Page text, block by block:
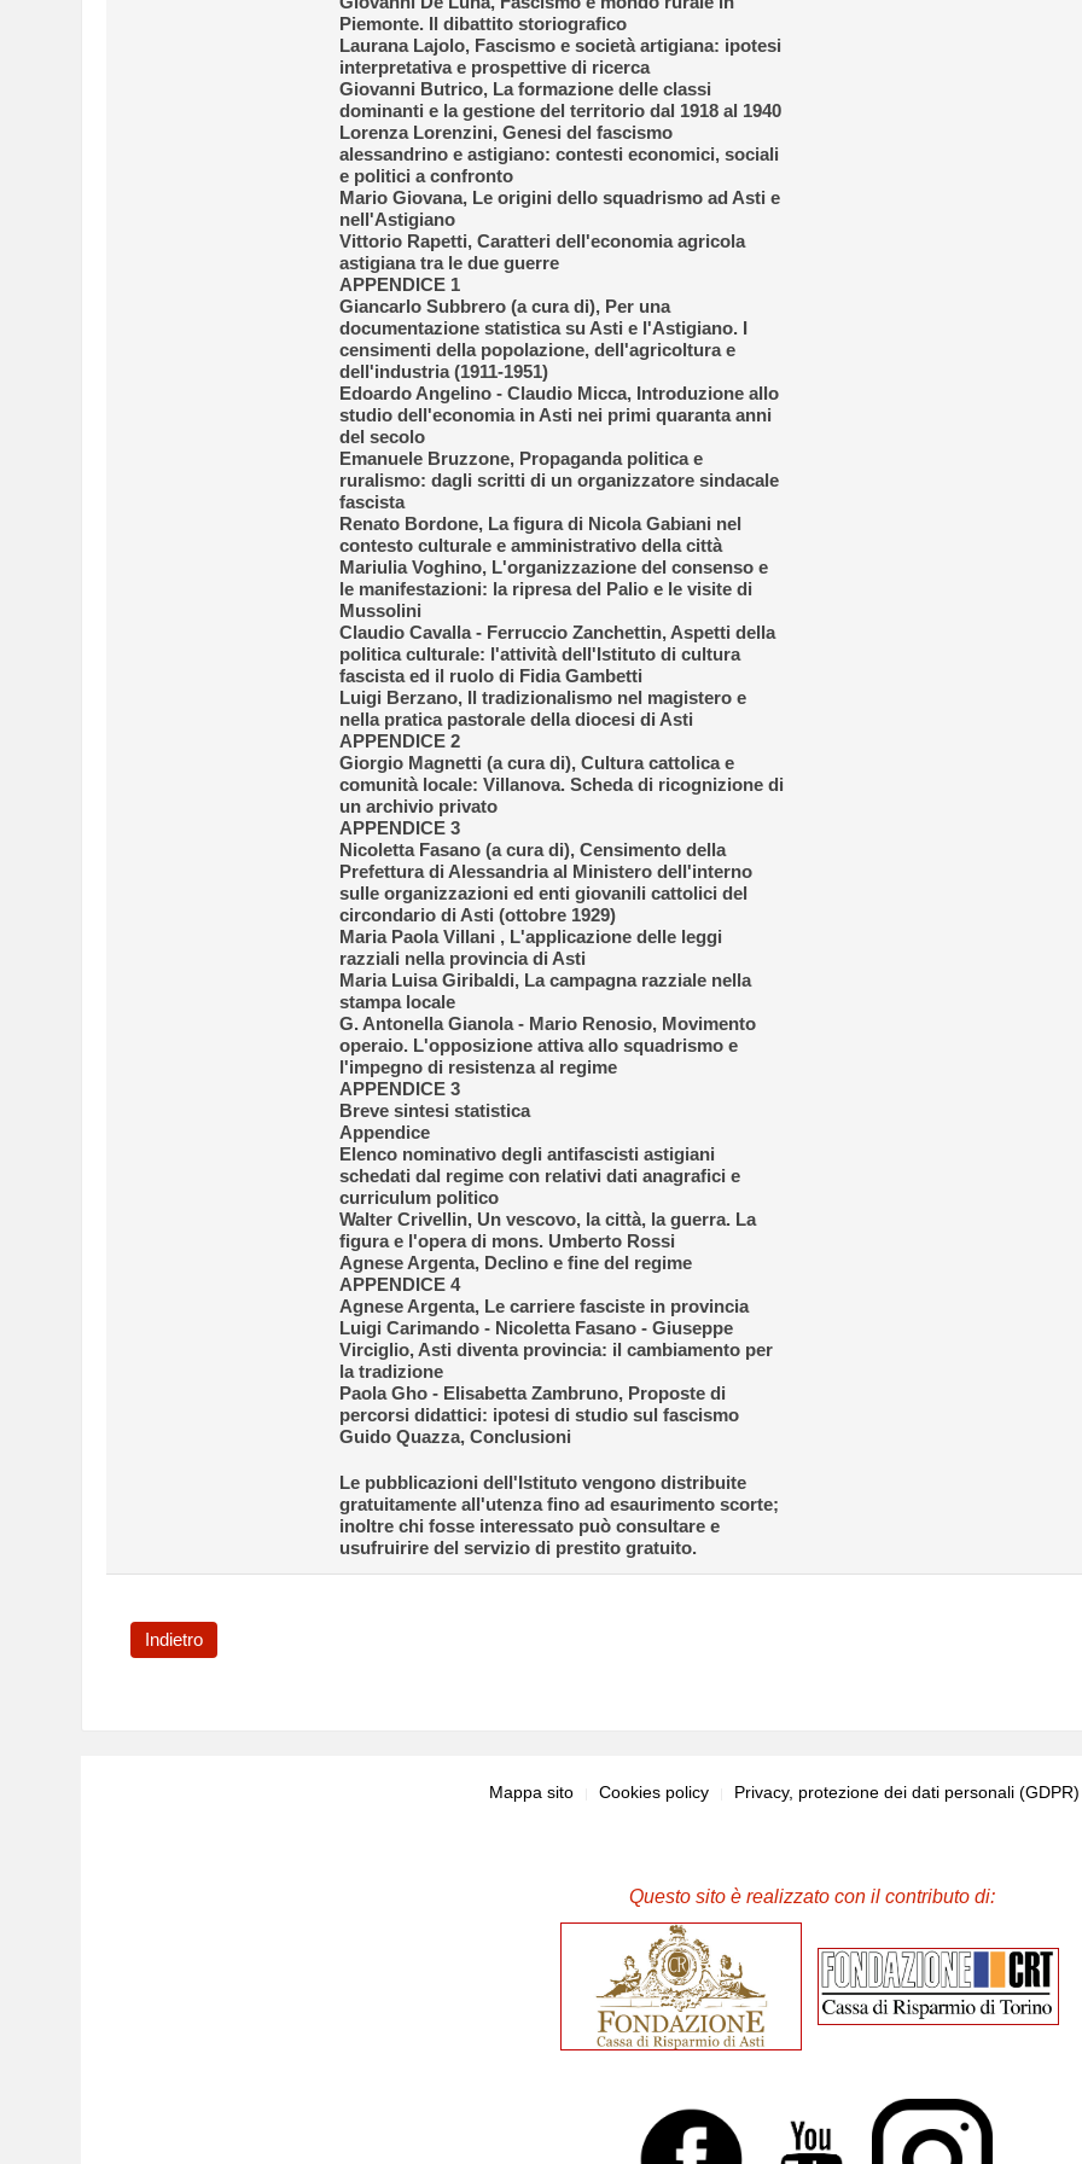
Piemonte. Il dibattito storiografico
Laurana Lajolo, Fascismo e società artigiana: ipotesi
interpretativa e prospettive di ricerca
Giovanni Butrico, La formazione delle classi
dominanti e la gestione del territorio dal 1918 al 1940
Lorenza Lorenzini, Genesi del fascismo
alessandrino e astigiano: contesti economici, sociali
e politici a confronto
Mario Giovana, Le origini dello squadrismo ad Asti e
nell'Astigiano
Vittorio Rapetti, Caratteri dell'economia agricola
astigiana tra le due guerre
APPENDICE 1
Giancarlo Subbrero (a cura di), Per una
documentazione statistica su Asti e l'Astigiano. I
censimenti della popolazione, dell'agricoltura e
dell'industria (1911-1951)
Edoardo Angelino - Claudio Micca, Introduzione allo
studio dell'economia in Asti nei primi quaranta anni
del secolo
Emanuele Bruzzone, Propaganda politica e
ruralismo: dagli scritti di un organizzatore sindacale
fascista
Renato Bordone, La figura di Nicola Gabiani nel
contesto culturale e amministrativo della città
Mariulia Voghino, L'organizzazione del consenso e
le manifestazioni: la ripresa del Palio e le visite di
Mussolini
Claudio Cavalla - Ferruccio Zanchettin, Aspetti della
politica culturale: l'attività dell'Istituto di cultura
fascista ed il ruolo di Fidia Gambetti
Luigi Berzano, Il tradizionalismo nel magistero e
nella pratica pastorale della diocesi di Asti
APPENDICE 2
Giorgio Magnetti (a cura di), Cultura cattolica e
comunità locale: Villanova. Scheda di ricognizione di
un archivio privato
APPENDICE 3
Nicoletta Fasano (a cura di), Censimento della
Prefettura di Alessandria al Ministero dell'interno
sulle organizzazioni ed enti giovanili cattolici del
circondario di Asti (ottobre 1929)
Maria Paola Villani , L'applicazione delle leggi
razziali nella provincia di Asti
Maria Luisa Giribaldi, La campagna razziale nella
stampa locale
G. Antonella Gianola - Mario Renosio, Movimento
operaio. L'opposizione attiva allo squadrismo e
l'impegno di resistenza al regime
APPENDICE 3
Breve sintesi statistica
Appendice
Elenco nominativo degli antifascisti astigiani
schedati dal regime con relativi dati anagrafici e
curriculum politico
Walter Crivellin, Un vescovo, la città, la guerra. La
figura e l'opera di mons. Umberto Rossi
Agnese Argenta, Declino e fine del regime
APPENDICE 4
Agnese Argenta, Le carriere fasciste in provincia
Luigi Carimando - Nicoletta Fasano - Giuseppe
Virciglio, Asti diventa provincia: il cambiamento per
la tradizione
Paola Gho - Elisabetta Zambruno, Proposte di
percorsi didattici: ipotesi di studio sul fascismo
Guido Quazza, Conclusioni
Le pubblicazioni dell'Istituto vengono distribuite
gratuitamente all'utenza fino ad esaurimento scorte;
inoltre chi fosse interessato può consultare e
usufruirire del servizio di prestito gratuito.
Indietro
Mappa sito Cookies policy Privacy, protezione dei dati personali
Questo sito è realizzato con il contributo di: